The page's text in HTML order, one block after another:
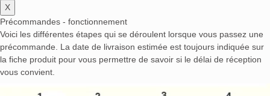
X
Précommandes - fonctionnement
Voici les différentes étapes qui se déroulent lorsque vous passez une
précommande. La date de livraison estimée est toujours indiquée sur
la fiche produit pour vous permettre de savoir si le délai de réception
vous convient.